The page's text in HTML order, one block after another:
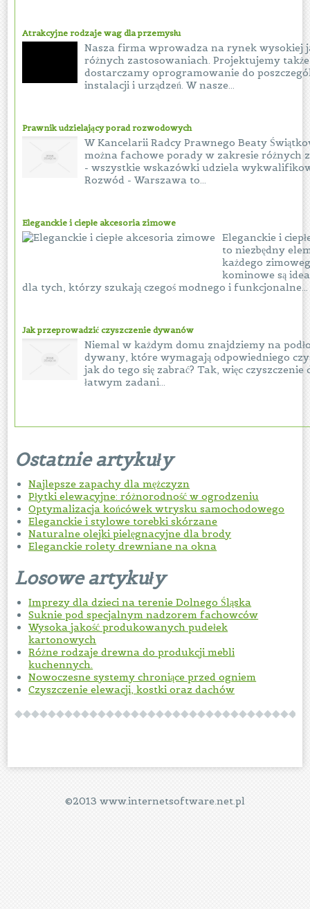
Atrakcyjne rodzaje wag dla przemysłu
Nasza firma wprowadza na rynek wysokiej
różnych zastosowaniach. Projektujemy
dostarczamy oprogramowanie do
instalacji i urządzeń. W nasze...
Prawnik udzielający porad rozwodowych
W Kancelarii Radcy Prawnego Beaty
można fachowe porady w zakresie różnych
- wszystkie wskazówki udziela
Rozwód - Warszawa to...
Eleganckie i ciepłe akcesoria zimowe
Eleganckie i
to niezbędny
każdego
kominowe są
dla tych, którzy szukają czegoś modnego i funkcjonalne...
Jak przeprowadzić czyszczenie dywanów
Niemal w każdym domu znajdziemy na
dywany, które wymagają odpowiedniego
jak do tego się zabrać? Tak, więc
łatwym zadani...
Ostatnie artykuły
Najlepsze zapachy dla mężczyzn
Płytki elewacyjne: różnorodność w ogrodzeniu
Optymalizacja końcówek wtrysku samochodowego
Eleganckie i stylowe torebki skórzane
Naturalne olejki pielęgnacyjne dla brody
Eleganckie rolety drewniane na okna
Losowe artykuły
Imprezy dla dzieci na terenie Dolnego Śląska
Suknie pod specjalnym nadzorem fachowców
Wysoka jakość produkowanych pudełek
kartonowych
Różne rodzaje drewna do produkcji mebli
kuchennych.
Nowoczesne systemy chroniące przed ogniem
Czyszczenie elewacji, kostki oraz dachów
©2013 www.internetsoftware.net.pl